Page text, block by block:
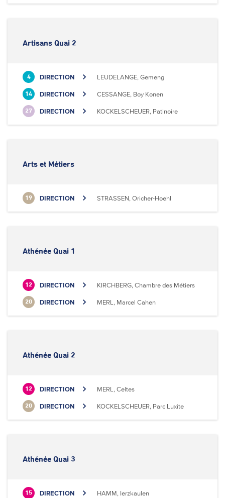
Artisans Quai 2
4 DIRECTION LEUDELANGE, Gemeng
14 DIRECTION CESSANGE, Boy Konen
27 DIRECTION KOCKELSCHEUER, Patinoire
Arts et Métiers
19 DIRECTION STRASSEN, Oricher-Hoehl
Athénée Quai 1
12 DIRECTION KIRCHBERG, Chambre des Métiers
20 DIRECTION MERL, Marcel Cahen
Athénée Quai 2
12 DIRECTION MERL, Celtes
20 DIRECTION KOCKELSCHEUER, Parc Luxite
Athénée Quai 3
15 DIRECTION HAMM, Ierzkaulen